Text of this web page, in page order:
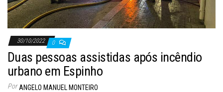
30/10/2022 0
Duas pessoas assistidas após incêndio
urbano em Espinho
Por ANGELO MANUEL MONTEIRO